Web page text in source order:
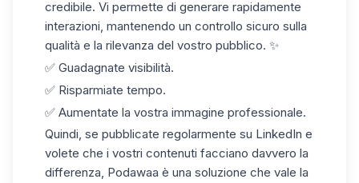
credibile. Vi permette di generare rapidamente
interazioni, mantenendo un controllo sicuro sulla
qualità e la rilevanza del vostro pubblico. ✨
✅ Guadagnate visibilità.
✅ Risparmiate tempo.
✅ Aumentate la vostra immagine professionale.
Quindi, se pubblicate regolarmente su LinkedIn e
volete che i vostri contenuti facciano davvero la
differenza, Podawaa è una soluzione che vale la